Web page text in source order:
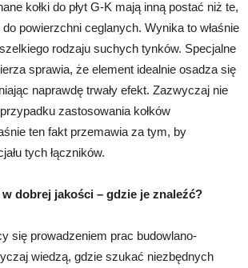
kołki do płyt G-K mają inną postać niż te,
powierzchni ceglanych. Wynika to właśnie
rodzaju suchych tynków. Specjalne
sprawia, że element idealnie osadza się
naprawdę trwały efekt. Zazwyczaj nie
zastosowania kołków
ten fakt przemawia za tym, by
tych łączników.
dobrej jakości – gdzie je znaleźć?
się prowadzeniem prac budowlano-
wiedzą, gdzie szukać niezbędnych